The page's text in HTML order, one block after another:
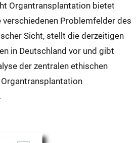
Organtransplantation bietet
verschiedenen Problemfelder des
Sicht, stellt die derzeitigen
in Deutschland vor und gibt
der zentralen ethischen